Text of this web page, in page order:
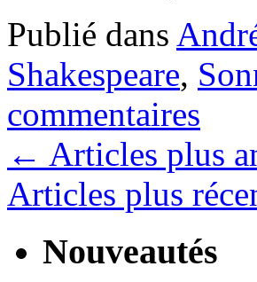
Publié dans
Shakespeare,
commentaires
← Articles plus
Articles plus
Nouveautés